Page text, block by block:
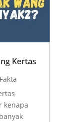
Kertas
kenapa